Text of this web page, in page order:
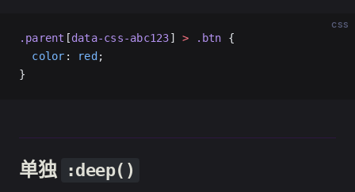
css
.parent [data-css-abc123] > .btn {
  color
: red ;
}
单独 :deep()